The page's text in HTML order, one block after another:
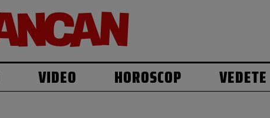
VIDEO HOROSCOP VEDETE